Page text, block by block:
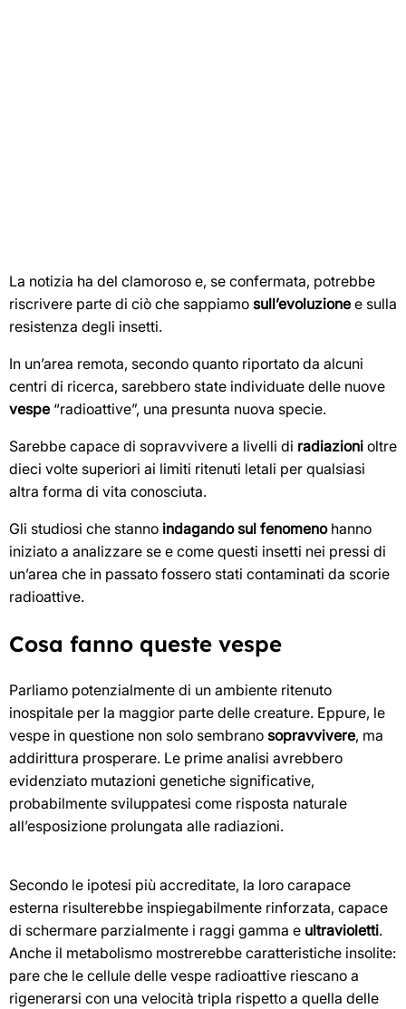
La notizia ha del clamoroso e, se confermata, potrebbe
riscrivere parte di ciò che sappiamo sull’evoluzione e sulla
resistenza degli insetti.
In un’area remota, secondo quanto riportato da alcuni
centri di ricerca, sarebbero state individuate delle nuove
vespe “radioattive”, una presunta nuova specie.
Sarebbe capace di sopravvivere a livelli di radiazioni oltre
dieci volte superiori ai limiti ritenuti letali per qualsiasi
altra forma di vita conosciuta.
Gli studiosi che stanno indagando sul fenomenohanno
iniziato a analizzare se e come questi insetti nei pressi di
un’area che in passato fossero stati contaminati da scorie
radioattive.
Cosa fanno queste vespe
Parliamo potenzialmente di un ambiente ritenuto
inospitale per la maggior parte delle creature. Eppure, le
vespe in questione non solo sembrano sopravvivere, ma
addirittura prosperare. Le prime analisi avrebbero
evidenziato mutazioni genetiche significative,
probabilmente sviluppatesi come risposta naturale
all’esposizione prolungata alle radiazioni.
Secondo le ipotesi più accreditate, la loro carapace
esterna risulterebbe inspiegabilmente rinforzata, capace
di schermare parzialmente i raggi gamma e ultravioletti.
Anche il metabolismo mostrerebbe caratteristiche insolite:
pare che le cellule delle vespe radioattive riescano a
rigenerarsi con una velocità tripla rispetto a quella delle